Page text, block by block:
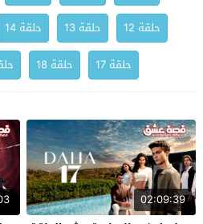
حلقة 12
حلقة 13 حلقة 14
حلقة 17
حلقة 18
02:09:39